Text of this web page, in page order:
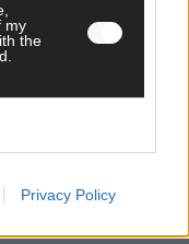
my
the
Privacy Policy
–